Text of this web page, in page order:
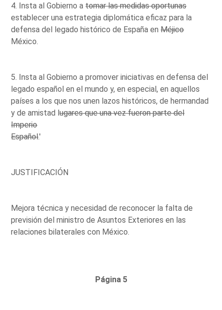
4. Insta al Gobierno atomar las medidas oportunas
establecer una estrategia diplomática eficaz para la
defensa del legado histórico de España enMéjico
México.
5. Insta al Gobierno a promover iniciativas en defensa del
legado español en el mundo y, en especial, en aquellos
países a los que nos unen lazos históricos, de hermandad
y de amistad lugares que una vez fueron parte del
Imperio
Español.'
JUSTIFICACIÓN
Mejora técnica y necesidad de reconocer la falta de
previsión del ministro de Asuntos Exteriores en las
relaciones bilaterales con México.
Página 5